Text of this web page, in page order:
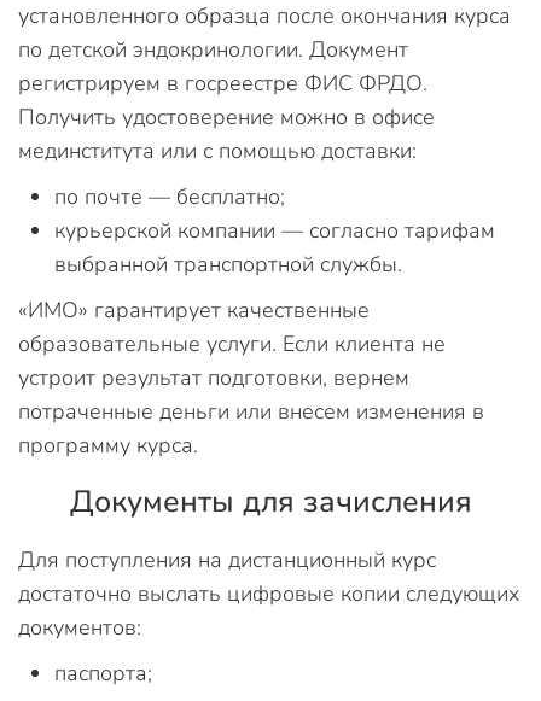
установленного образца после окончания курса
по детской эндокринологии. Документ
регистрируем в госреестре ФИС ФРДО.
Получить удостоверение можно в офисе
мединститута или с помощью доставки:
по почте — бесплатно;
курьерской компании — согласно тарифам
выбранной транспортной службы.
«ИМО» гарантирует качественные
образовательные услуги. Если клиента не
устроит результат подготовки, вернем
потраченные деньги или внесем изменения в
программу курса.
Документы для зачисления
Для поступления на дистанционный курс
достаточно выслать цифровые копии следующих
документов:
паспорта;